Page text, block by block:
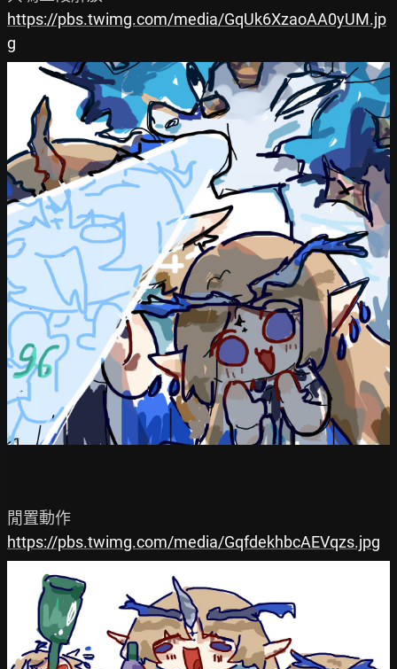
https://pbs.twimg.com/media/GqUk6XzaoAA0yUM.jp
g
https://pbs.twimg.com/media/GqfdekhbcAEVqzs.jpg